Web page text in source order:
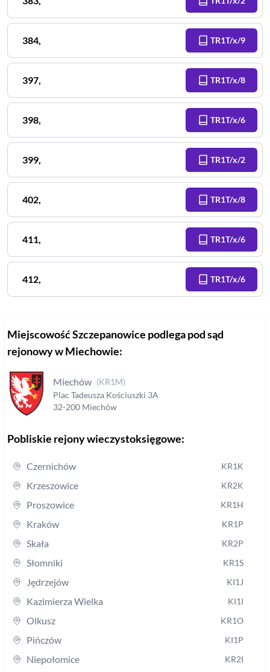
384, TR1T/x/9
397, TR1T/x/8
398, TR1T/x/6
399, TR1T/x/2
402, TR1T/x/8
411, TR1T/x/6
412, TR1T/x/6
MiejscowośćSzczepanowice podlega pod sąd
rejonowyw Miechowie:
Miechów (KR1M)
Plac Tadeusza Kościuszki 3A
32-200 Miechów
Pobliskie rejony wieczystoksięgowe:
Czernichów KR1K
Krzeszowice KR2K
Proszowice KR1H
Kraków KR1P
Skała KR2P
Słomniki KR1S
Jędrzejów KI1J
Kazimierza Wielka KI1I
Olkusz KR1O
Pińczów KI1P
Niepołomice KR2I